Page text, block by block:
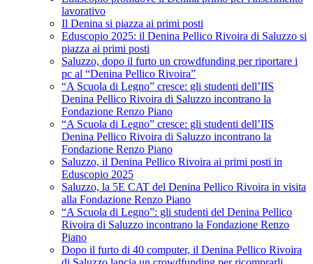
lavorativo
Il Denina si piazza ai primi posti
Eduscopio 2025: il Denina Pellico Rivoira di Saluzzo si
piazza ai primi posti
Saluzzo, dopo il furto un crowdfunding per riportare i
pc al “Denina Pellico Rivoira”
“A Scuola di Legno” cresce: gli studenti dell’IIS
Denina Pellico Rivoira di Saluzzo incontrano la
Fondazione Renzo Piano
“A Scuola di Legno” cresce: gli studenti dell’IIS
Denina Pellico Rivoira di Saluzzo incontrano la
Fondazione Renzo Piano
Saluzzo, il Denina Pellico Rivoira ai primi posti in
Eduscopio 2025
Saluzzo, la 5E CAT del Denina Pellico Rivoira in visita
alla Fondazione Renzo Piano
“A Scuola di Legno”: gli studenti del Denina Pellico
Rivoira di Saluzzo incontrano la Fondazione Renzo
Piano
Dopo il furto di 40 computer, il Denina Pellico Rivoira